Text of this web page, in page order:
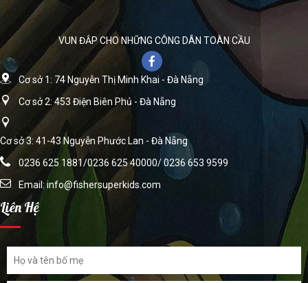
VUN ĐẮP CHO NHỮNG CÔNG DÂN TOÀN CẦU
Cơ sở 1: 74 Nguyễn Thị Minh Khai - Đà Nẵng
Cơ sở 2: 453 Điện Biên Phủ - Đà Nẵng
Cơ sở 3: 41-43 Nguyễn Phước Lan - Đà Nẵng
0236 625 1881/0236 625 40000/ 0236 653 9599
Email:info@fishersuperkids.com
Liên Hệ